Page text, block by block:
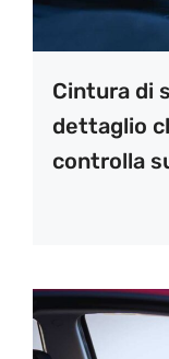
Cintura di
dettaglio
controlla